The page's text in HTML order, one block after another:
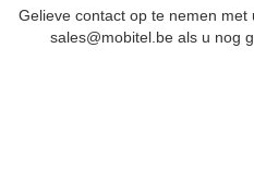
Gelieve contact op te nemen
sales@mobitel.be als u nog